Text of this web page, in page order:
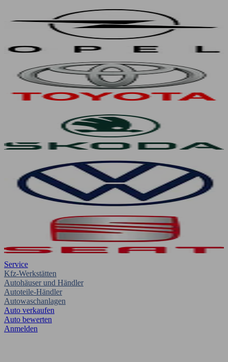
Service
Kfz-Werkstätten
Autohäuser und Händler
Autoteile-Händler
Autowaschanlagen
Auto verkaufen
Auto bewerten
Anmelden